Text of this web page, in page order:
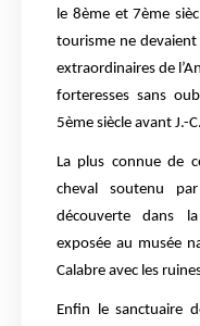
le 8ème et 7ème
tourisme ne devaient
extraordinaires de
forteresses sans
5ème siècle avant J.-
La plus connue de
cheval soutenu
découverte dans
exposée au musée
Calabre avec les
Enfin le sanctuaire